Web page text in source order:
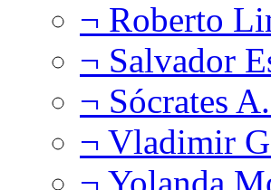
¬ Roberto
¬ Salvador
¬ Sócrates
¬ Vladimir
¬ Yolanda